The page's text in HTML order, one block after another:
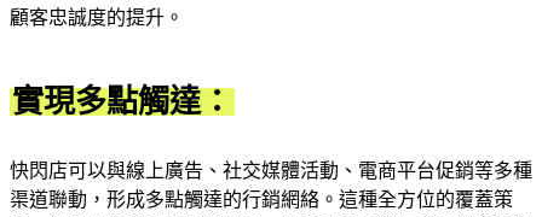
顧客忠誠度的提升。
實現多點觸達：
快閃店可以與線上廣告、社交媒體活動、電商平台促銷等多種
渠道聯動，形成多點觸達的行銷網絡。這種全方位的覆蓋策